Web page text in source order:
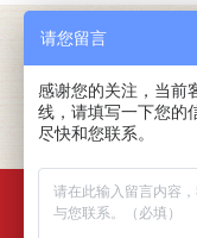
关于金
请您留言
感谢您的关注，当前
线，请填写一下您的
尽快和您联系。